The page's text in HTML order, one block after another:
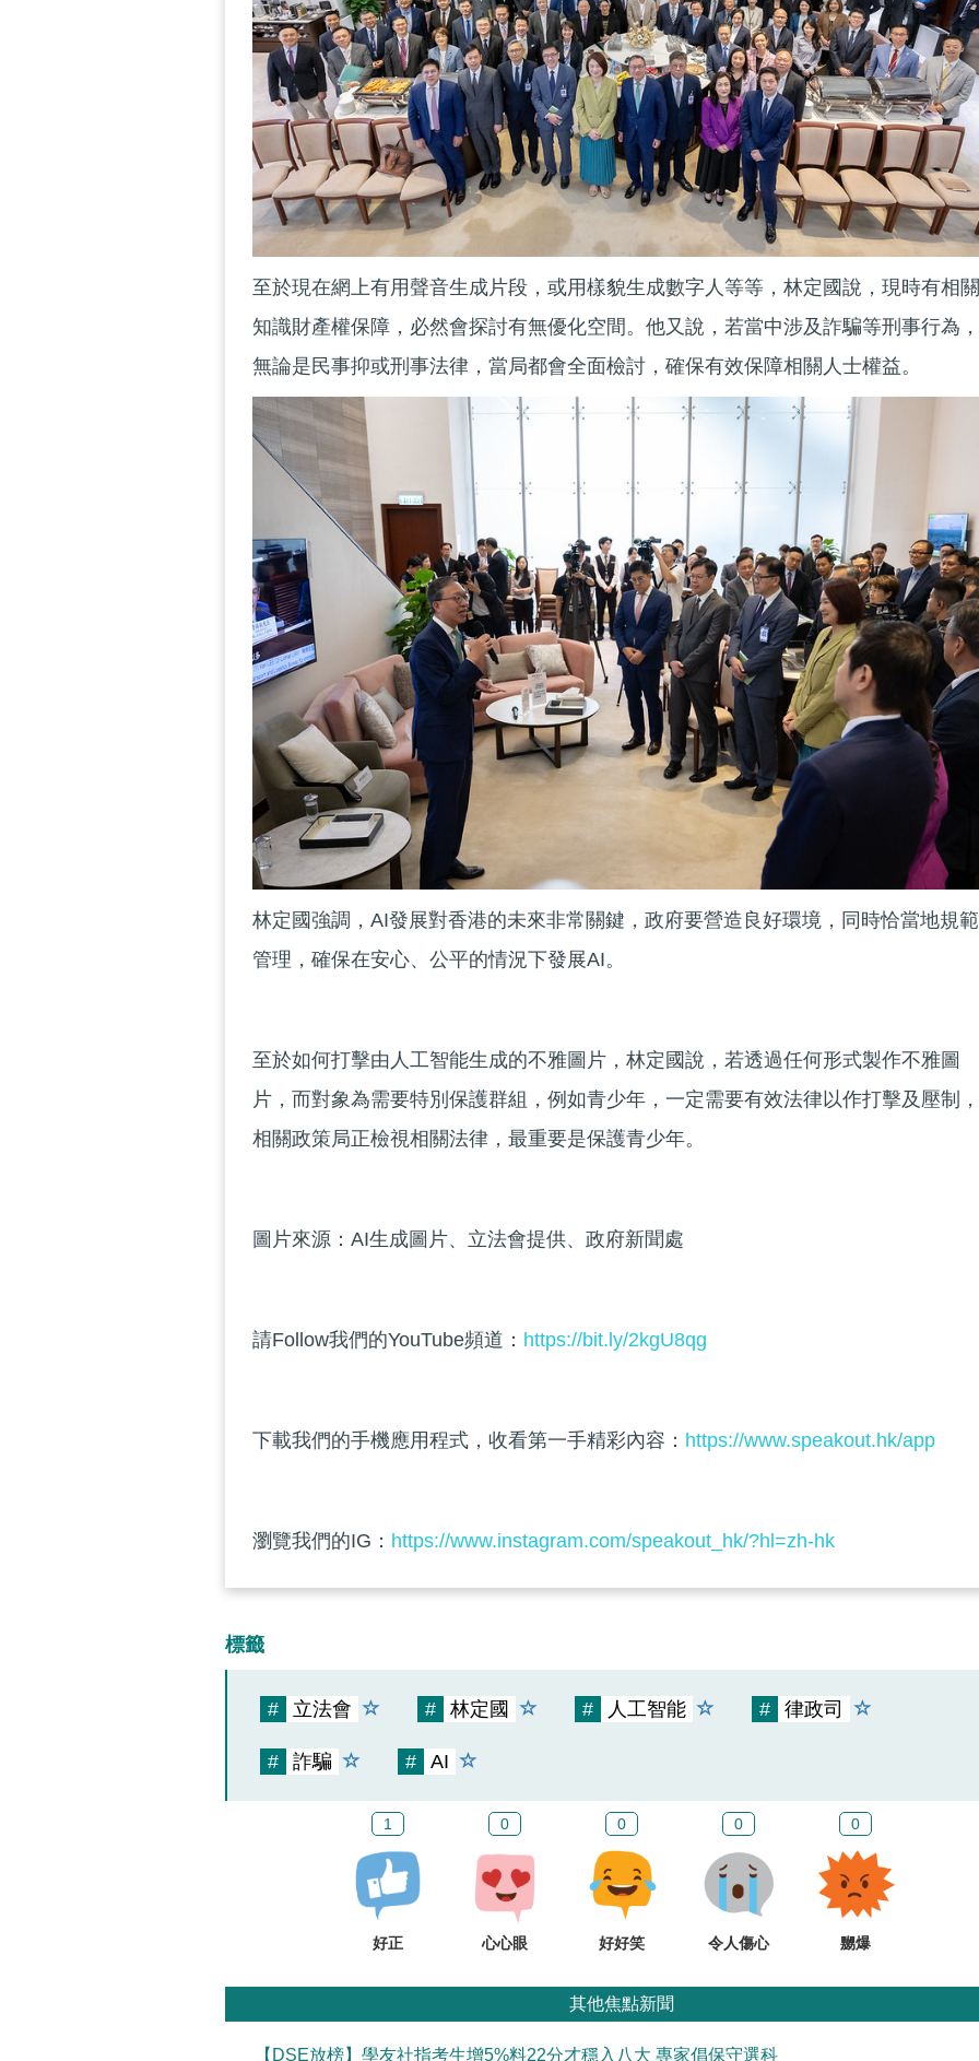
至於現在網上有用聲音生成片段，或用樣貌生成數字人等等，林定國說，現時有相關
知識財產權保障，必然會探討有無優化空間。他又說，若當中涉及詐騙等刑事行為，
無論是民事抑或刑事法律，當局都會全面檢討，確保有效保障相關人士權益。
林定國強調，AI發展對香港的未來非常關鍵，政府要營造良好環境，同時恰當地規範
管理，確保在安心、公平的情況下發展AI。
至於如何打擊由人工智能生成的不雅圖片，林定國說，若透過任何形式製作不雅圖
片，而對象為需要特別保護群組，例如青少年，一定需要有效法律以作打擊及壓制，
相關政策局正檢視相關法律，最重要是保護青少年。
圖片來源：AI生成圖片、立法會提供、政府新聞處
請Follow我們的YouTube頻道： https://bit.ly/2kgU8qg
下載我們的手機應用程式，收看第一手精彩內容： https://www.speakout.hk/app
瀏覽我們的IG： https://www.instagram.com/speakout_hk/?hl=zh-hk
標籤
# 立法會 # 林定國 # 人工智能 # 律政司
# 詐騙 # AI
1
好正
0
心心眼
0
好好笑
0
令人傷心
0
嬲爆
其他焦點新聞
【DSE放榜】學友社指考生增5%料22分才穩入八大 專家倡保守選科